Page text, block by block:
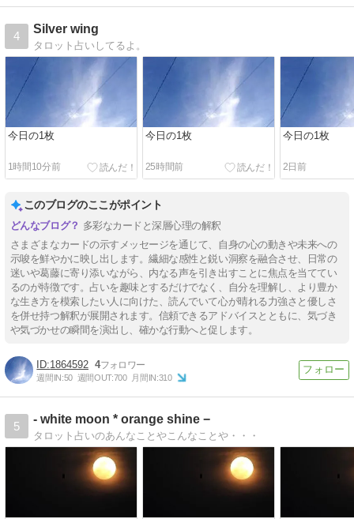
4
Silver wing
タロット占いしてるよ。
今日の1枚
1時間10分前
今日の1枚
25時間前
今日の1枚
2日前
このブログのここがポイント
多彩なカードと深層心理の解釈
さまざまなカードの示すメッセージを通じて、自身の心の動きや未来への
示唆を鮮やかに映し出します。繊細な感性と鋭い洞察を融合させ、日常の
迷いや葛藤に寄り添いながら、内なる声を引き出すことに焦点を当ててい
るのが特徴です。占いを趣味とするだけでなく、自分を理解し、より豊か
な生き方を模索したい人に向けた、読んでいて心が晴れる力強さと優しさ
を併せ持つ解釈が展開されます。信頼できるアドバイスとともに、気づき
や気づかせの瞬間を演出し、確かな行動へと促します。
1864592 4
週間IN:50 週間OUT:700 月間IN:310
5
- white moon * orange shine −
タロット占いのあんなことやこんなことや・・・